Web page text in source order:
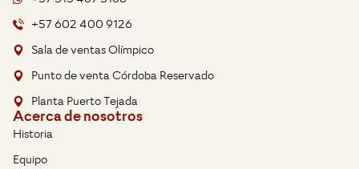
+57 602 400 9126
Sala de ventas Olímpico
Punto de venta Córdoba Reservado
Planta Puerto Tejada
Acerca de nosotros
Historia
Equipo